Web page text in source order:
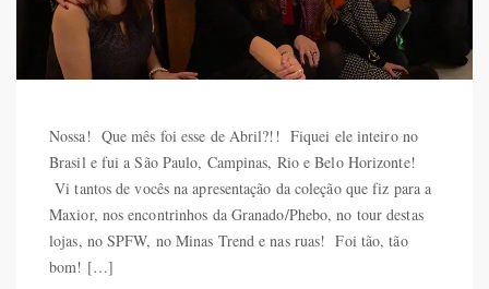
Nossa! Que mês foi esse de Abril?!! Fiquei ele inteiro no
Brasil e fui a São Paulo, Campinas, Rio e Belo Horizonte!
Vi tantos de vocês na apresentação da coleção que fiz para a
Maxior, nos encontrinhos da Granado/Phebo, no tour destas
lojas, no SPFW, no Minas Trend e nas ruas! Foi tão, tão
bom! […]